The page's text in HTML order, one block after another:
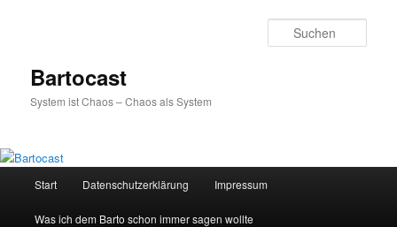
Bartocast
System ist Chaos – Chaos als System
Start Datenschutzerklärung Impressum
Was ich dem Barto schon immer sagen wollte